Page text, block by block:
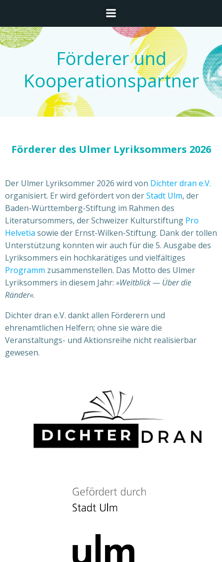
Inhalt
springen
Förderer und
Kooperationspartner
Förderer des Ulmer Lyriksommers 2026
Der Ulmer Lyriksommer 2026 wird von Dichter dran e.V.
organisiert. Er wird gefördert von derStadt Ulm, der
Baden-Württemberg-Stiftung im Rahmen des
Literatursommers, der Schweizer Kulturstiftung Pro
Helvetia sowie der Ernst-Wilken-Stiftung. Dank der tollen
Unterstützung konnten wir auch für die 5. Ausgabe des
Lyriksommers ein hochkarätiges und vielfältiges
Programm zusammenstellen. Das Motto des Ulmer
Lyriksommers in diesem Jahr: »Weitblick — Über die
Ränder«.
Dichter dran e.V. dankt allen Förderern und
ehrenamtlichen Helfern; ohne sie wäre die
Veranstaltungs- und Aktionsreihe nicht realisierbar
gewesen.